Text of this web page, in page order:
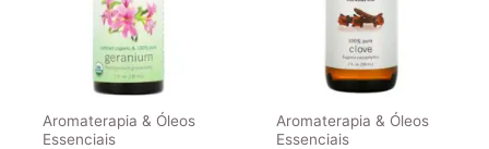
Aromaterapia & Óleos
Essenciais
Aromaterapia & Óleos
Essenciais